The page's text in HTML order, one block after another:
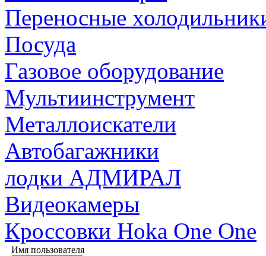
Переносные
Посуда
Газовое оборудование
Мультиинструмент
Металлоискатели
Автобагажники
лодки АДМИРАЛ
Видеокамеры
Кроссовки Hoka One One
Имя пользователя